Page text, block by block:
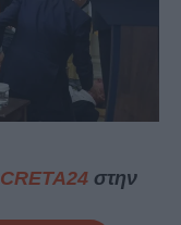
CRETA24στην